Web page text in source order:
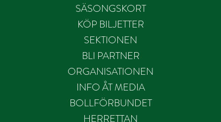
SÄSONGSKORT
KÖP BILJETTER
SEKTIONEN
BLI PARTNER
ORGANISATIONEN
INFO ÅT MEDIA
BOLLFÖRBUNDET
HERRETTAN